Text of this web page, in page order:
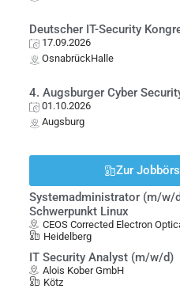
Deutscher IT-Security
17.09.2026
OsnabrückHalle
4. Augsburger Cyber
01.10.2026
Augsburg
Zur
Systemadministrator (m/w/
Schwerpunkt Linux
CEOS Corrected Electron
Heidelberg
IT Security Analyst (m/w/d)
Alois Kober GmbH
Kötz